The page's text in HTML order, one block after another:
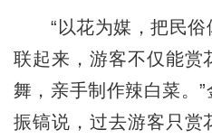
“以花为媒，把民俗
联起来，游客不仅能赏
舞，亲手制作辣白菜。
振镐说，过去游客只赏